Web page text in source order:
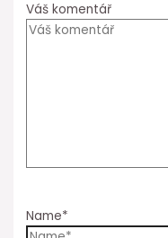
Váš komentář
Name*